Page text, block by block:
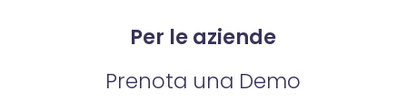
Per le aziende
Prenota una Demo